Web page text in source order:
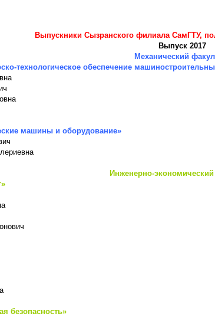
Выпускники Сызранского филиала СамГТУ,
Выпуск 2017
Механический
технологическое обеспечение
машины и оборудование»
Инженерно-экономический
безопасность»